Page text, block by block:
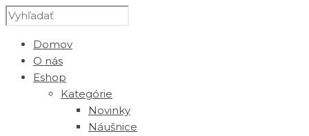
Domov
O nás
Eshop
Kategórie
Novinky
Náušnice